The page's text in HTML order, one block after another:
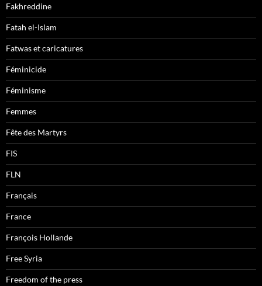
Fakhreddine
Fatah el-Islam
Fatwas et caricatures
Féminicide
Féminisme
Femmes
Fête des Martyrs
FIS
FLN
Français
France
François Hollande
Free Syria
Freedom of the press